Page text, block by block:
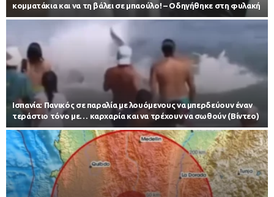
κομματάκια και να τη βάλει σε μπαούλο! – Οδηγήθηκε στη φυλακή
Iσπανία: Πανικός σε παραλία με λουόμενους να μπερδεύουν έναν
τεράστιο τόνο με… καρχαρία και να τρέχουν να σωθούν (Βίντεο)